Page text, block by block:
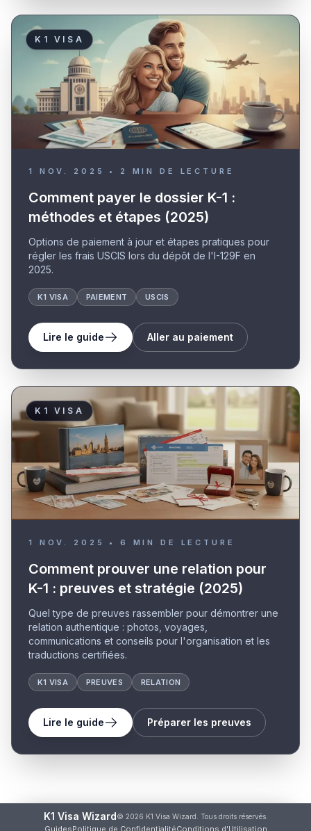
K1 VISA
1 NOV. 2025 • 2 MIN DE LECTURE
Comment payer le dossier K-1 :
méthodes et étapes (2025)
Options de paiement à jour et étapes pratiques pour
régler les frais USCIS lors du dépôt de l'I-129F en
2025.
K1 VISA PAIEMENT USCIS
Lire le guide Aller au paiement
K1 VISA
1 NOV. 2025 • 6 MIN DE LECTURE
Comment prouver une relation pour
K-1 : preuves et stratégie (2025)
Quel type de preuves rassembler pour démontrer une
relation authentique : photos, voyages,
communications et conseils pour l'organisation et les
traductions certifiées.
K1 VISA PREUVES RELATION
Lire le guide Préparer les preuves
K1 Visa Wizard© 2026 K1 Visa Wizard. Tous droits réservés.
GuidesPolitique de ConfidentialitéConditions d'Utilisation